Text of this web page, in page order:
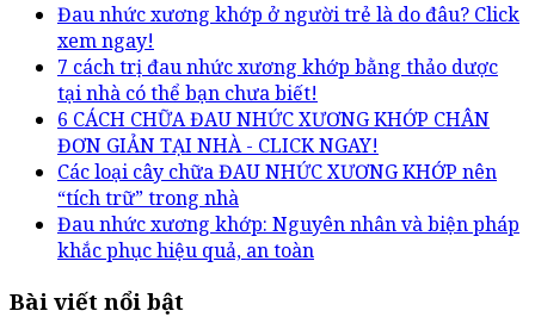
Đau nhức xương khớp ở người trẻ là do đâu? Click
xem ngay!
7 cách trị đau nhức xương khớp bằng thảo dược
tại nhà có thể bạn chưa biết!
6 CÁCH CHỮA ĐAU NHỨC XƯƠNG KHỚP CHÂN
ĐƠN GIẢN TẠI NHÀ - CLICK NGAY!
Các loại cây chữa ĐAU NHỨC XƯƠNG KHỚP nên
“tích trữ” trong nhà
Đau nhức xương khớp: Nguyên nhân và biện pháp
khắc phục hiệu quả, an toàn
Bài viết nổi bật